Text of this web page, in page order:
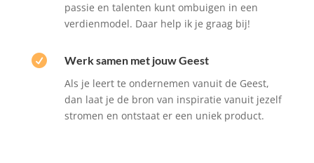
passie en talenten kunt ombuigen in een
verdienmodel. Daar help ik je graag bij!

Werk samen met jouw Geest
Als je leert te ondernemen vanuit de Geest,
dan laat je de bron van inspiratie vanuit jezelf
stromen en ontstaat er een uniek product.